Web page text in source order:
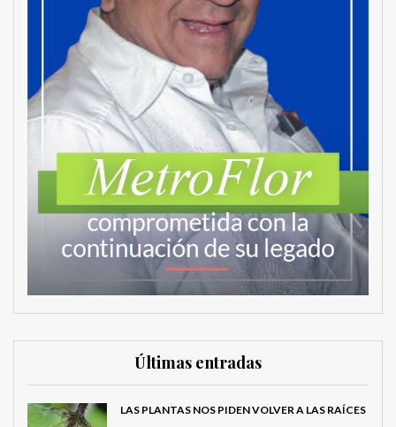
Últimas entradas
LAS PLANTAS NOS PIDEN VOLVER A LAS RAÍCES